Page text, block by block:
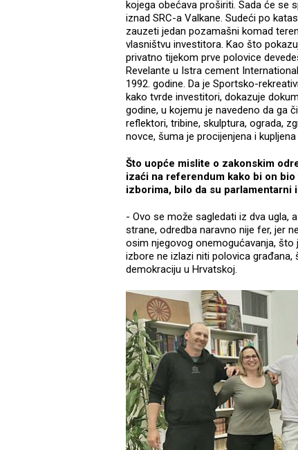
kojega obećava proširiti. Sada će se
iznad SRC-a Valkane. Sudeći po
zauzeti jedan pozamašni komad
vlasništvu investitora. Kao što
privatno tijekom prve polovice
Revelante u Istra cement
1992. godine. Da je Sportsko-
kako tvrde investitori, dokazuje
godine, u kojemu je navedeno da ga
reflektori, tribine, skulptura, ograda,
novce, šuma je procijenjena i kupljena
Što uopće mislite o zakonskim
izaći na referendum kako bi on
izborima, bilo da su parlamentarni
- Ovo se može sagledati iz dva ugla,
strane, odredba naravno nije fer, jer
osim njegovog onemogućavanja,
izbore ne izlazi niti polovica
demokraciju u Hrvatskoj.